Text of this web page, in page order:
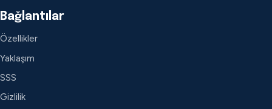
Bağlantılar
Özellikler
Yaklaşım
SSS
Gizlilik